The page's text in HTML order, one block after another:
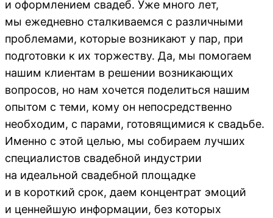
и оформлением свадеб. Уже много лет,
мы ежедневно сталкиваемся с различными
проблемами, которые возникают у пар, при
подготовки к их торжеству. Да, мы помогаем
нашим клиентам в решении возникающих
вопросов, но нам хочется поделиться нашим
опытом с теми, кому он непосредственно
необходим, с парами, готовящимися к свадьбе.
Именно с этой целью, мы собираем лучших
специалистов свадебной индустрии
на идеальной свадебной площадке
и в короткий срок, даем концентрат эмоций
и ценнейшую информации, без которых